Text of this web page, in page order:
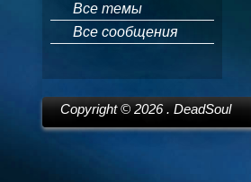
Все темы
Все сообщения
Copyright © 2026. DeadSoul